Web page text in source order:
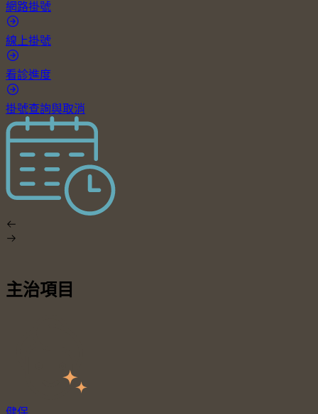
網路掛號
線上掛號
看診進度
掛號查詢與取消
主治項目